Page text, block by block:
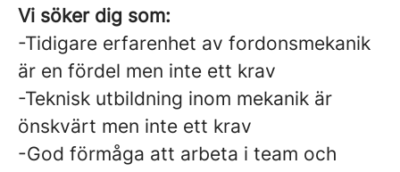
Vi söker dig som:
-Tidigare erfarenhet av fordonsmekanik
är en fördel men inte ett krav
-Teknisk utbildning inom mekanik är
önskvärt men inte ett krav
-God förmåga att arbeta i team och